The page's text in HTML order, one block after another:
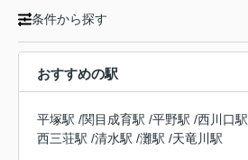
条件から探す
おすすめの駅
平塚駅 /関目成育駅 /平野駅 /西川口駅
西三荘駅 /清水駅 /灘駅 /天竜川駅